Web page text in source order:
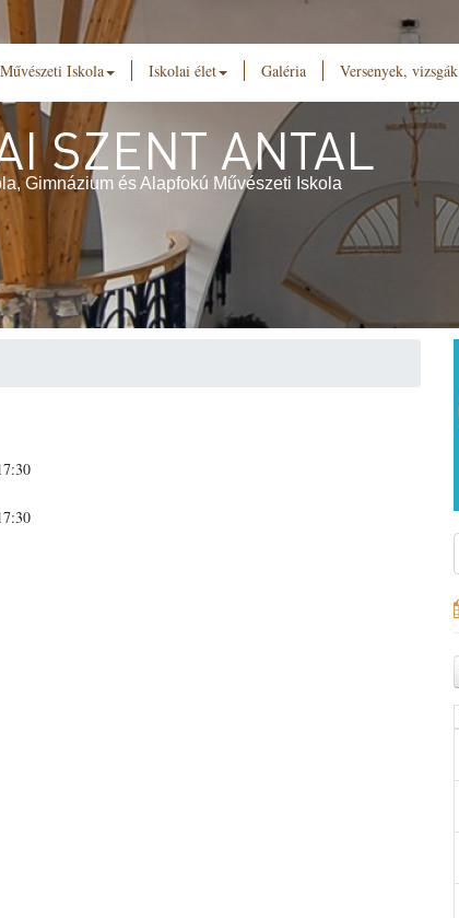
SZENT ANTAL
Gimnázium és Alapfokú Művészeti Iskola
Művészeti Iskola Iskolai élet Galéria Versenyek, vizsgák